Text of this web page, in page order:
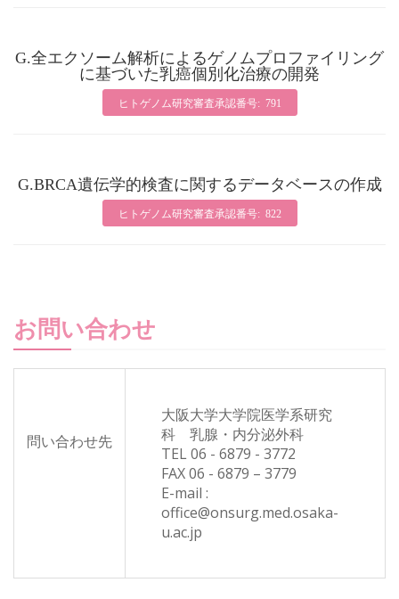
G.全エクソーム解析によるゲノムプロファイリング
に基づいた乳癌個別化治療の開発
ヒトゲノム研究審査承認番号: 791
G.BRCA遺伝学的検査に関するデータベースの作成
ヒトゲノム研究審査承認番号: 822
お問い合わせ
問い合わせ先
大阪大学大学院医学系研究
科 乳腺・内分泌外科
TEL 06 - 6879 - 3772
FAX 06 - 6879 – 3779
E-mail :
office@onsurg.med.osaka-
u.ac.jp